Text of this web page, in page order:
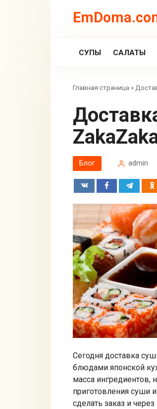
СУПЫ САЛАТЫ
Главная страница »
Доставка суши с сервисом
Блог admin
Сегодня доставка
блюдами японской
масса ингредиентов,
приготовления суши
сделать заказ и